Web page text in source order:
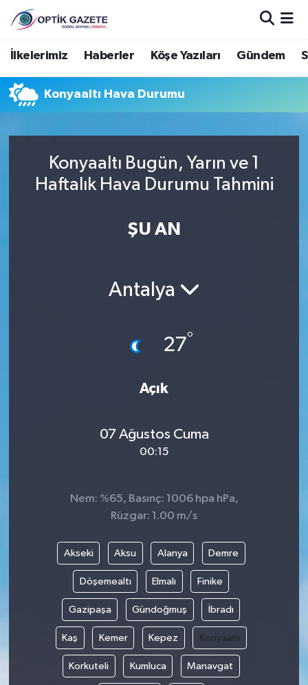
İlkelerimiz Haberler Köşe Yazıları Gündem
Konyaaltı Hava Durumu
Konyaaltı Bugün, Yarın ve 1
Haftalık Hava Durumu Tahmini
ŞU AN
Antalya
27°
Açık
07 Ağustos Cuma
00:15
Nem: %65, Basınç: 1006 hpa hPa,
Rüzgar: 1.00 m/s
Akseki Aksu Alanya Demre
Döşemealtı Elmalı Finike
Gazipaşa Gündoğmuş İbradı
Kaş Kemer Kepez Konyaaltı
Korkuteli Kumluca Manavgat
Nöbetçi Eczaneler
Hava Durumu
Trafik Durumu
Süper Lig Puan Durumu ve Fikstür